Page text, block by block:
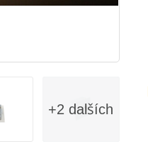
+2 dalších